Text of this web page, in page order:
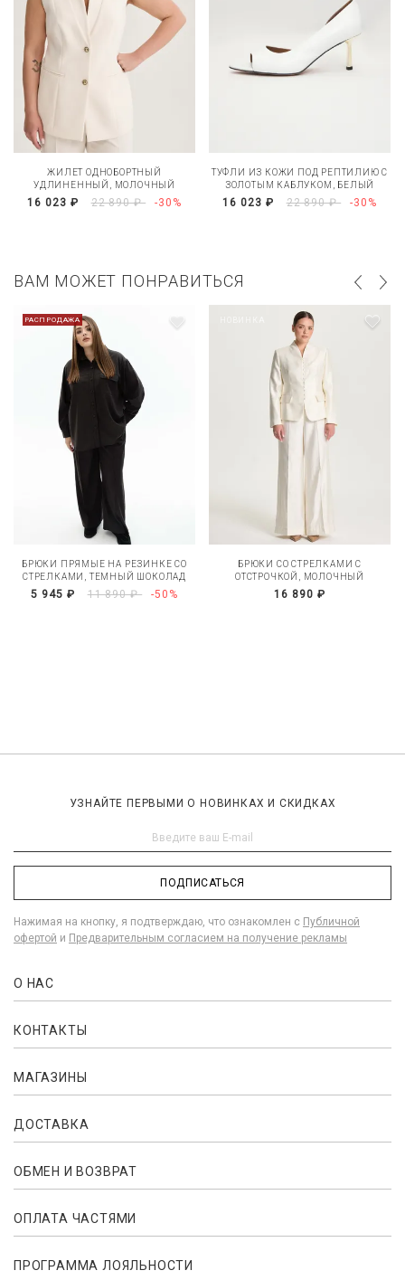
ЖИЛЕТ ОДНОБОРТНЫЙ
УДЛИНЕННЫЙ, МОЛОЧНЫЙ
16 023 ₽ 22 890 ₽ -30%
ТУФЛИ ИЗ КОЖИ ПОД РЕПТИЛИЮ С
ЗОЛОТЫМ КАБЛУКОМ, БЕЛЫЙ
16 023 ₽ 22 890 ₽ -30%
ВАМ МОЖЕТ ПОНРАВИТЬСЯ
РАСПРОДАЖА
БРЮКИ ПРЯМЫЕ НА РЕЗИНКЕ СО
СТРЕЛКАМИ, ТЕМНЫЙ ШОКОЛАД
5 945 ₽ 11 890 ₽ -50%
БРЮКИ СО СТРЕЛКАМИ С
ОТСТРОЧКОЙ, МОЛОЧНЫЙ
16 890 ₽
УЗНАЙТЕ ПЕРВЫМИ О НОВИНКАХ И СКИДКАХ
ПОДПИСАТЬСЯ
Нажимая на кнопку, я подтверждаю, что ознакомлен с Публичной
офертой и Предварительным согласием на получение рекламы
О НАС
КОНТАКТЫ
МАГАЗИНЫ
ДОСТАВКА
ОБМЕН И ВОЗВРАТ
ОПЛАТА ЧАСТЯМИ
ПРОГРАММА ЛОЯЛЬНОСТИ